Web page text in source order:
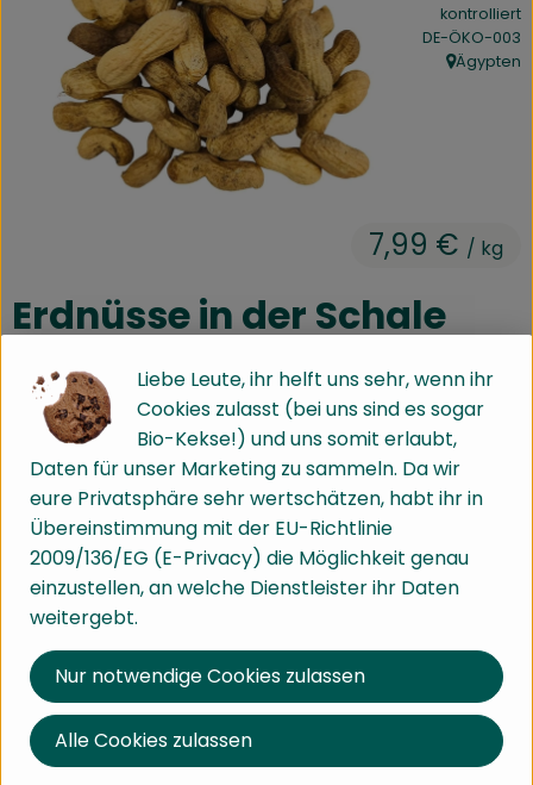
Kühltheke
Speisekammer
Bäckerei
Getränke
Biokiste
Biomarkt Waldkirch
Über brokkolise
Wissenswertes
Erdnüsse in der Schale
geröstet
7,99 € / kg
kontrolliert
, Kontrollstelle:
DE-ÖKO-003
, Herkunft:
Ägypten
hinzufügen
Produkt zum Warenkorb
kg
#2913 7,99 €/ kg
7% MwSt
Dieser Artikel wird genau eingewogen.
Info Herkunft
Info
Liebe Leute, ihr helft uns sehr, wenn ihr
Cookies zulasst (bei uns sind es sogar
Bio-Kekse!) und uns somit erlaubt,
Daten für unser Marketing zu sammeln. Da wir
eure Privatsphäre sehr wertschätzen, habt ihr in
Übereinstimmung mit der EU-Richtlinie
2009/136/EG (E-Privacy) die Möglichkeit genau
einzustellen, an welche Dienstleister ihr Daten
weitergebt.
Nur notwendige Cookies zulassen
Alle Cookies zulassen